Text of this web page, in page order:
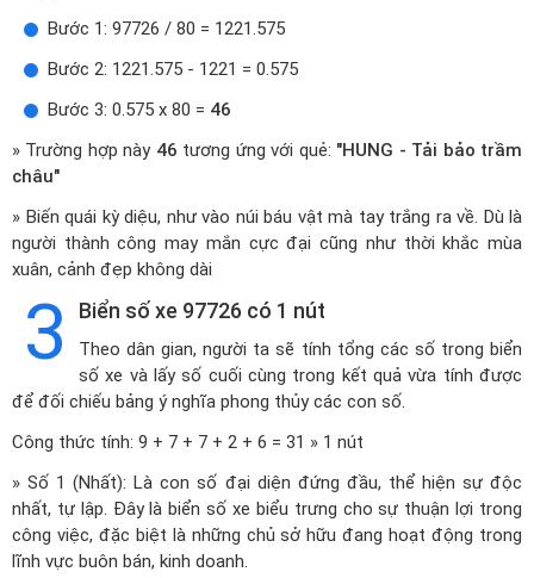
Bước 1: 97726 / 80 = 1221.575
Bước 2: 1221.575 - 1221 = 0.575
Bước 3: 0.575 x 80 = 46
» Trường hợp này 46 tương ứng với quẻ: "HUNG - Tải bảo trầm
châu"
» Biến quái kỳ diệu, như vào núi báu vật mà tay trắng ra về. Dù là
người thành công may mắn cực đại cũng như thời khắc mùa
xuân, cảnh đẹp không dài
3 Biển số xe 97726 có 1 nút
Theo dân gian, người ta sẽ tính tổng các số trong biển
số xe và lấy số cuối cùng trong kết quả vừa tính được
để đối chiếu bảng ý nghĩa phong thủy các con số.
Công thức tính: 9 + 7 + 7 + 2 + 6 = 31 » 1 nút
» Số 1 (Nhất): Là con số đại diện đứng đầu, thể hiện sự độc
nhất, tự lập. Đây là biển số xe biểu trưng cho sự thuận lợi trong
công việc, đặc biệt là những chủ sở hữu đang hoạt động trong
lĩnh vực buôn bán, kinh doanh.